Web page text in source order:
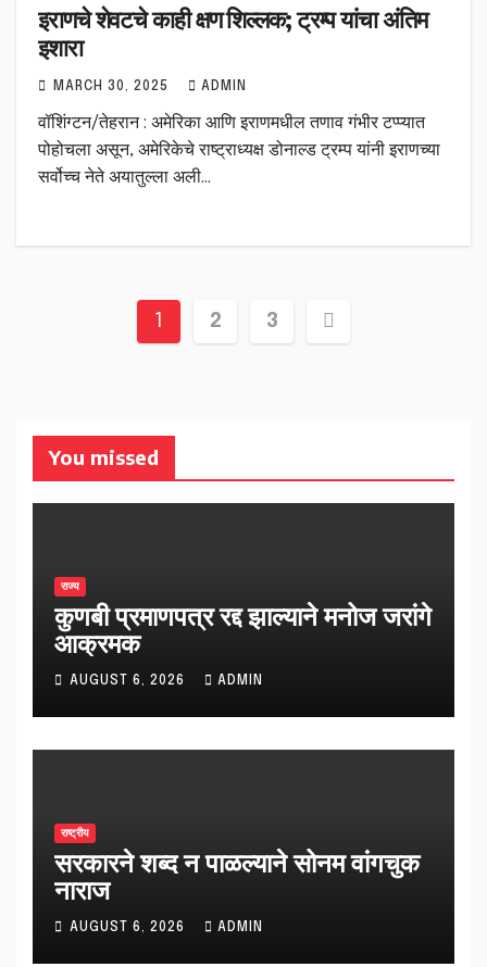
इराणचे शेवटचे काही क्षण शिल्लक; ट्रम्प यांचा अंतिम
इशारा
MARCH 30, 2025 ADMIN
वॉशिंग्टन/तेहरान : अमेरिका आणि इराणमधील तणाव गंभीर टप्प्यात
पोहोचला असून, अमेरिकेचे राष्ट्राध्यक्ष डोनाल्ड ट्रम्प यांनी इराणच्या
सर्वोच्च नेते अयातुल्ला अली…
Posts
1 2 3
You missed
राज्य
कुणबी प्रमाणपत्र रद्द झाल्याने मनोज जरांगे
आक्रमक
AUGUST 6, 2026 ADMIN
राष्ट्रीय
सरकारने शब्द न पाळल्याने सोनम वांगचुक
नाराज
AUGUST 6, 2026 ADMIN